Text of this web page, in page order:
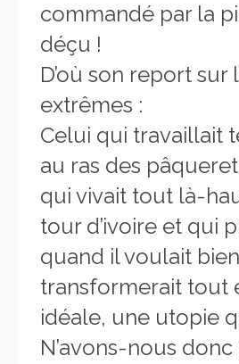
commandé par la
déçu !
D’où son report sur
extrêmes :
Celui qui travaillait
au ras des
qui vivait tout là-
tour d’ivoire et qui
quand il voulait
transformerait tout
idéale, une utopie
N’avons-nous